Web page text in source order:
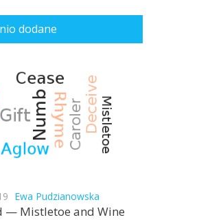
dodane
Ewa Pudzianowska
— Mistletoe and Wine